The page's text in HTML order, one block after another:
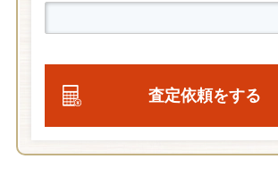
査定依頼をする